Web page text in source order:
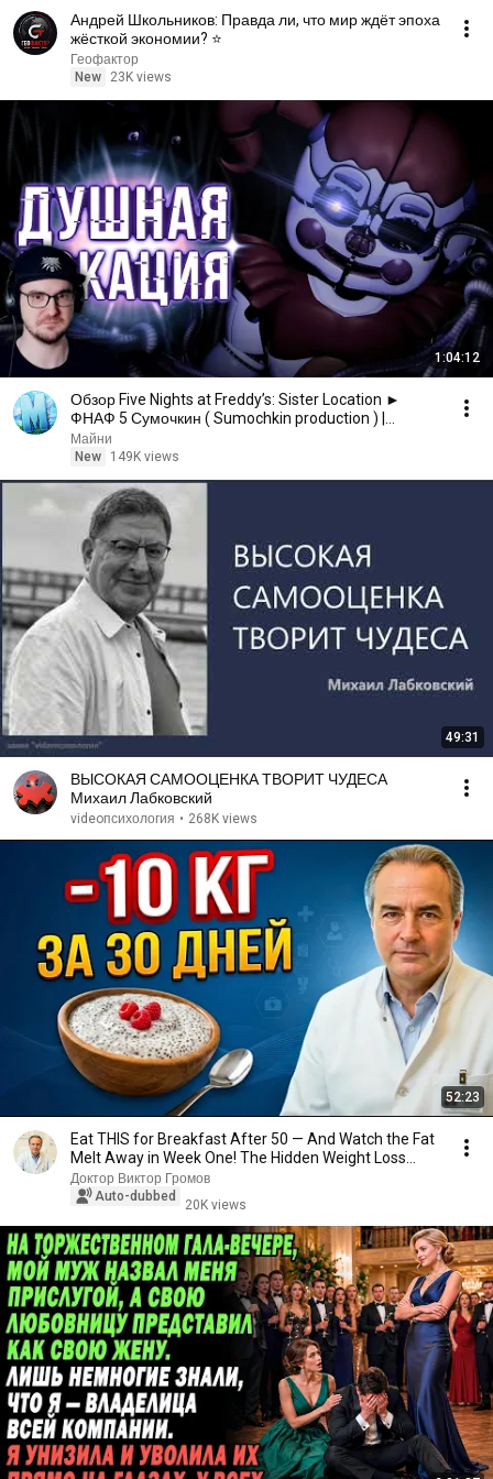
Андрей Школьников: Правда ли, что мир ждёт эпоха
жёсткой экономии? ⭐
Геофактор
New
23K views
1:04:12
Обзор Five Nights at Freddy’s: Sister Location ►
ФНАФ 5 Сумочкин ( Sumochkin production ) |
Реакция
Майни
New
149K views
49:31
ВЫСОКАЯ САМООЦЕНКА ТВОРИТ ЧУДЕСА
Михаил Лабковский
videoпсихология • 268K views
52:23
Eat THIS for Breakfast After 50 — And Watch the Fat
Melt Away in Week One! The Hidden Weight Loss...
Доктор Виктор Громов
Auto-dubbed
20K views